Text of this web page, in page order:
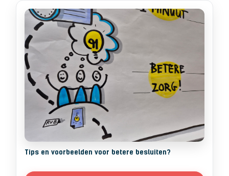
Tips en voorbeelden voor betere besluiten?